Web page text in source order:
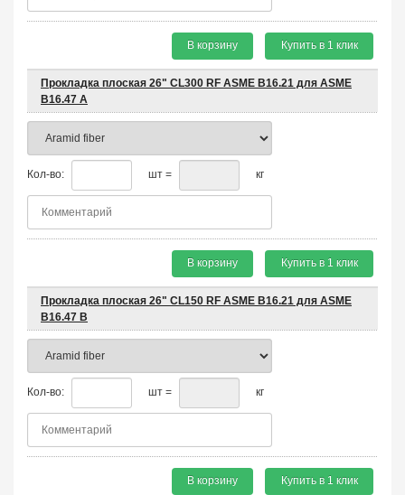
В корзину Купить в 1 клик
Прокладка плоская 26" CL300 RF ASME B16.21 для ASME
B16.47 A
Кол-во: шт = кг
В корзину Купить в 1 клик
Прокладка плоская 26" CL150 RF ASME B16.21 для ASME
B16.47 B
Кол-во: шт = кг
В корзину Купить в 1 клик